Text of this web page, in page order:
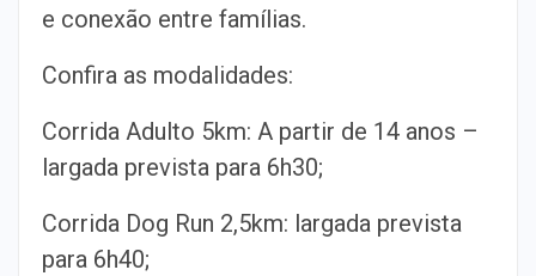
e conexão entre famílias.
Confira as modalidades:
Corrida Adulto 5km: A partir de 14 anos –
largada prevista para 6h30;
Corrida Dog Run 2,5km: largada prevista
para 6h40;